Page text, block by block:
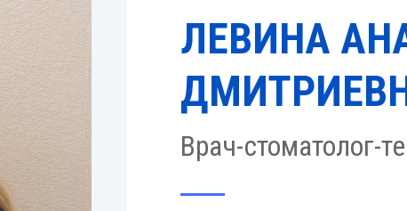
ЛЕВИНА
Врач-стоматолог-